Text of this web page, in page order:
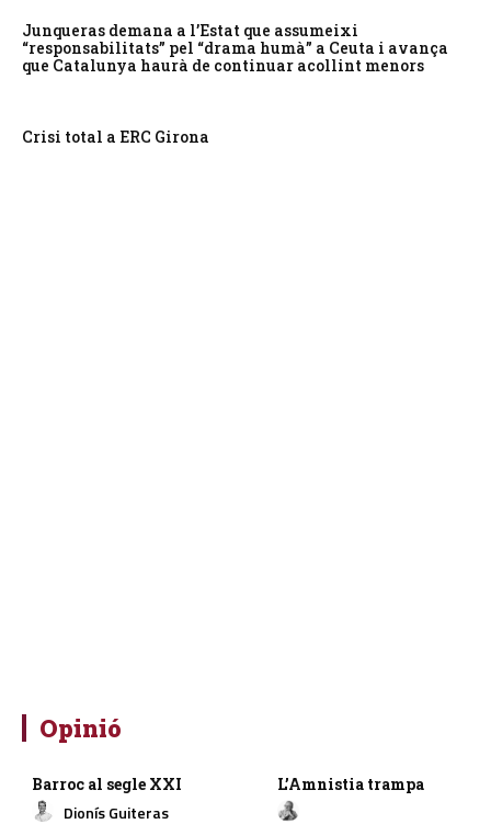
Junqueras demana a l’Estat que assumeixi
“responsabilitats” pel “drama humà” a Ceuta i avança
que Catalunya haurà de continuar acollint menors
Crisi total a ERC Girona
Opinió
Barroc al segle XXI
Dionís Guiteras
L’Amnistia trampa